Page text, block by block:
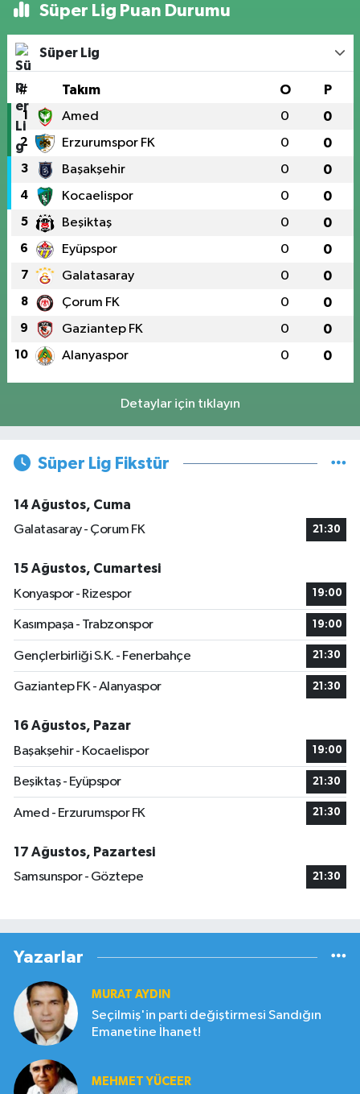
Süper Lig Puan Durumu
Süper Lig
# Takım O P
1 Amed 0 0
2 Erzurumspor FK 0 0
3 Başakşehir 0 0
4 Kocaelispor 0 0
5 Beşiktaş 0 0
6 Eyüpspor 0 0
7 Galatasaray 0 0
8 Çorum FK 0 0
9 Gaziantep FK 0 0
10 Alanyaspor 0 0
Detaylar için tıklayın
Süper Lig Fikstür
14 Ağustos, Cuma
Galatasaray - Çorum FK
21:30
15 Ağustos, Cumartesi
Konyaspor - Rizespor
19:00
Kasımpaşa - Trabzonspor 19:00
Gençlerbirliği S.K. - Fenerbahçe 21:30
Gaziantep FK - Alanyaspor 21:30
16 Ağustos, Pazar
Başakşehir - Kocaelispor
19:00
Beşiktaş - Eyüpspor 21:30
Amed - Erzurumspor FK 21:30
17 Ağustos, Pazartesi
Samsunspor - Göztepe
21:30
Yazarlar
MURAT AYDIN
Seçilmiş'in parti değiştirmesi Sandığın
Emanetine İhanet!
MEHMET YÜCEER